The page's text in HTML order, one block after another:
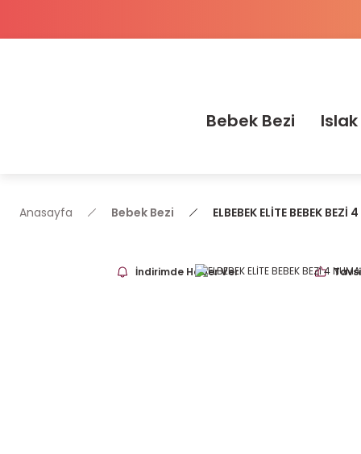
Bebek Bezi
Anasayfa Bebek Bezi ELBEBEK ELİTE BEBEK
İndirimde Haber Ver